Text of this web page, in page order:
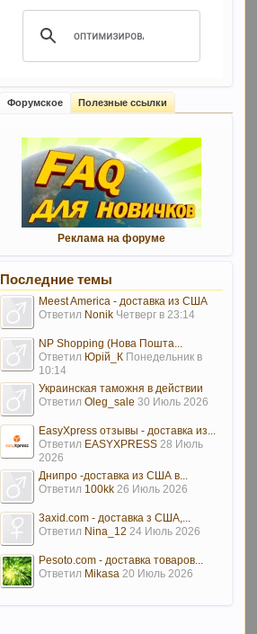
Форумское Полезные ссылки
Реклама на форуме
Последние темы
Meest America - доставка из США
Ответил Nonik Четверг в 23:14
NP Shopping (Нова Пошта...
Ответил Юрій_К Понедельник в
10:14
Украинская таможня в действии
Ответил Oleg_sale 30 Июль 2026
EasyXpress отзывы - доставка из...
Ответил EASYXPRESS 28 Июль
2026
Днипро -доставка из США в...
Ответил 100kk 26 Июль 2026
3axid.com - доставка з США,...
Ответил Nina_12 24 Июль 2026
Pesoto.com - доставка товаров...
Ответил Mikasa 20 Июль 2026